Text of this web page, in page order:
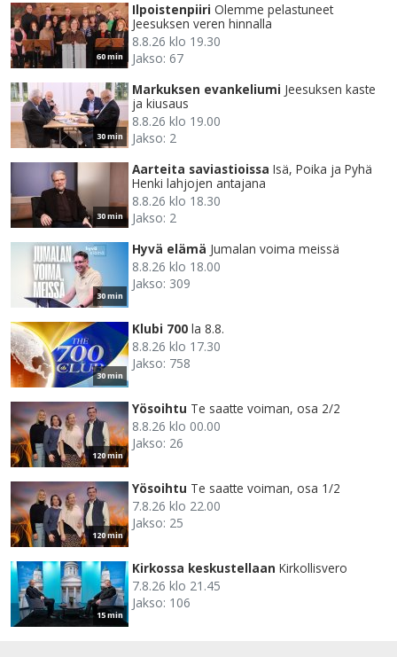
60 min
Ilpoistenpiiri Olemme pelastuneet
Jeesuksen veren hinnalla
8.8.26 klo 19.30
Jakso: 67
30 min
Markuksen evankeliumi Jeesuksen kaste
ja kiusaus
8.8.26 klo 19.00
Jakso: 2
30 min
Aarteita saviastioissa Isä, Poika ja Pyhä
Henki lahjojen antajana
8.8.26 klo 18.30
Jakso: 2
30 min
Hyvä elämä Jumalan voima meissä
8.8.26 klo 18.00
Jakso: 309
30 min
Klubi 700 la 8.8.
8.8.26 klo 17.30
Jakso: 758
120 min
Yösoihtu Te saatte voiman, osa 2/2
8.8.26 klo 00.00
Jakso: 26
120 min
Yösoihtu Te saatte voiman, osa 1/2
7.8.26 klo 22.00
Jakso: 25
15 min
Kirkossa keskustellaan Kirkollisvero
7.8.26 klo 21.45
Jakso: 106